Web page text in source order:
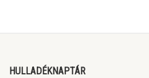
HULLADÉKNAPTÁR